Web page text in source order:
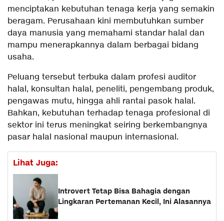
menciptakan kebutuhan tenaga kerja yang semakin
beragam. Perusahaan kini membutuhkan sumber
daya manusia yang memahami standar halal dan
mampu menerapkannya dalam berbagai bidang
usaha.
Peluang tersebut terbuka dalam profesi auditor
halal, konsultan halal, peneliti, pengembang produk,
pengawas mutu, hingga ahli rantai pasok halal.
Bahkan, kebutuhan terhadap tenaga profesional di
sektor ini terus meningkat seiring berkembangnya
pasar halal nasional maupun internasional.
Lihat Juga:
Introvert Tetap Bisa Bahagia dengan
Lingkaran Pertemanan Kecil, Ini Alasannya